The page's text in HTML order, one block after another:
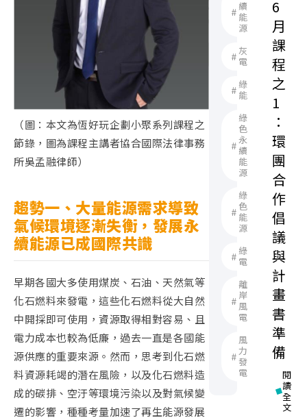
（圖：本文為恆好玩企劃小聚系列課程之
節錄，圖為課程主講者協合國際法律事務
所吳孟融律師）
趨勢一、大量能源需求導致
氣候環境逐漸失衡，發展永
續能源已成國際共識
早期各國大多使用煤炭、石油、天然氣等
化石燃料來發電，這些化石燃料從大自然
中開採即可使用，資源取得相對容易、且
電力成本也較為低廉，過去一直是各國能
源供應的重要來源。然而，思考到化石燃
料資源耗竭的潛在風險，以及化石燃料造
成的碳排、空汙等環境污染以及對氣候變
遷的影響，種種考量加速了再生能源發展
續
能
源
灰
電
綠
能
綠
色
永
續
能
源
綠
色
能
源
綠
電
離
岸
風
電
風
力
發
電
6
月
課
程
之
1
：
環
團
合
作
倡
議
與
計
畫
書
準
備
閱
讀
全
文